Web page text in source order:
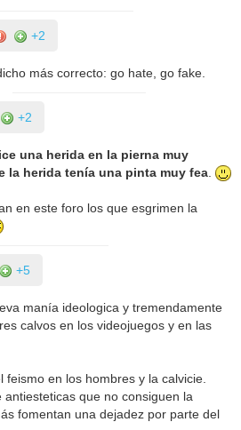
+2
más correcto: go hate, go fake.
+2
una herida en la pierna muy
la herida tenía una pinta muy fea .
en este foro los que esgrimen la
+5
manía ideologica y tremendamente
calvos en los videojuegos y en las
en los hombres y la calvicie.
que no consiguen la
fomentan una dejadez por parte del